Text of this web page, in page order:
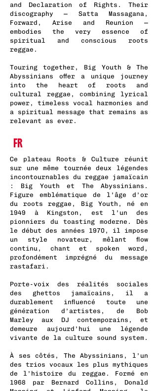
and Declaration of Rights. Their
discography — Satta Massagana,
Forward, Arise and Reunion —
embodies the very essence of
spiritual and conscious roots
reggae.
Touring together, Big Youth & The
Abyssinians offer a unique journey
into the heart of roots and
cultural reggae, combining lyrical
power, timeless vocal harmonies and
a spiritual message that remains as
relevant as ever.
FR
Ce plateau Roots & Culture réunit
sur une même tournée deux légendes
incontournables du reggae jamaïcain
: Big Youth et The Abyssinians.
Figure emblématique de l’âge d’or
du roots reggae, Big Youth, né en
1949 à Kingston, est l’un des
pionniers du toasting moderne. Dès
le début des années 1970, il impose
un style novateur, mêlant flow
continu, chant et spoken word,
profondément imprégné du message
rastafari.
Porte-voix des réalités sociales
des ghettos jamaïcains, il a
durablement influencé toute une
génération d’artistes, de Bob
Marley aux DJ contemporains, et
demeure aujourd’hui une légende
vivante de la culture sound system.
À ses côtés, The Abyssinians, l’un
des trios vocaux les plus mythiques
de l’histoire du reggae. Formé en
1968 par Bernard Collins, Donald